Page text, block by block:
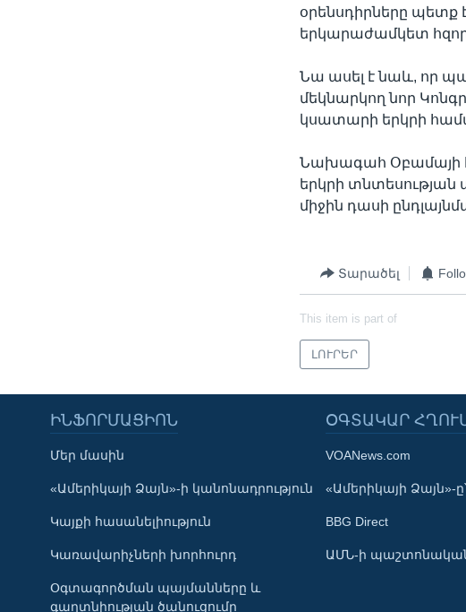
Learning English
ՀԵՏԵՒԵՔ ՄԵԶ
օրենսդիրները
երկարաժամկետ
Նա ասել է նաև, որ
մեկնարկող նոր
կսատարի երկրի
Նախագահ Օբամայի
երկրի
միջին դասի
Տարածել
This item is part of
ԼՈՒՐԵՐ
ԻՆՖՈՐՄԱՑԻՈՆ
Մեր մասին
«Ամերիկայի Ձայն»-ի կանոնադրություն
Կայքի հասանելիություն
Կառավարիչների խորհուրդ
Օգտագործման պայմանները և
գաղտնիության ծանուցումը
ՕԳՏԱԿԱՐ
VOANews.com
«Ամերիկայի Ձայն»-
BBG Direct
ԱՄՆ-ի պաշտոնական